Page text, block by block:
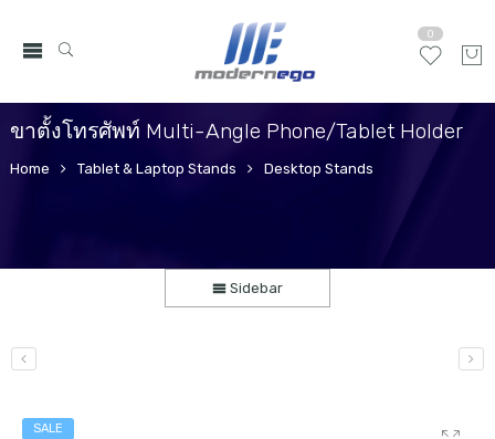
0
ขาตั้งโทรศัพท์ Multi-Angle Phone/Tablet Holder
Home Tablet & Laptop Stands Desktop Stands
Sidebar
SALE